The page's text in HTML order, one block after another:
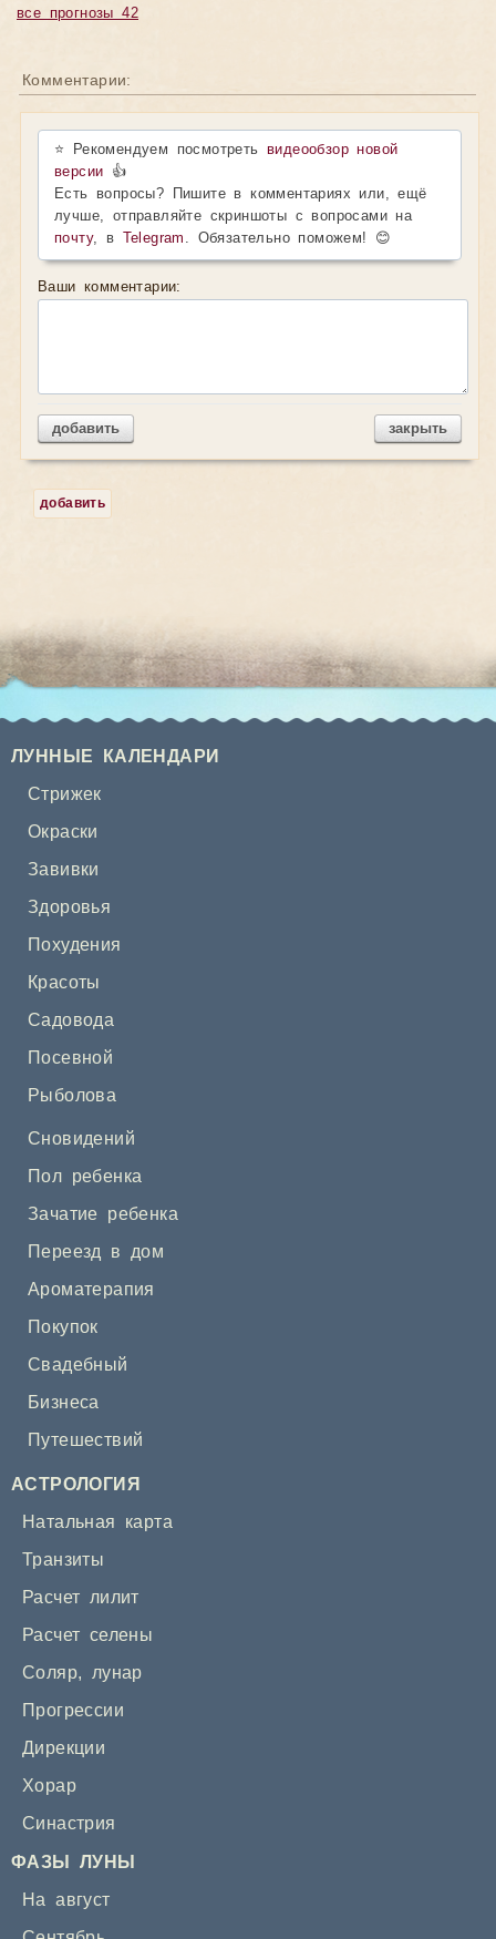
все прогнозы 42
Комментарии:
⭐ Рекомендуем посмотретьвидеообзор новой
версии 👍
Есть вопросы? Пишите в комментариях или, ещё
лучше, отправляйте скриншоты с вопросами на
почту, в Telegram . Обязательно поможем! 😊
Ваши комментарии:
добавить закрыть
добавить
ЛУННЫЕ КАЛЕНДАРИ
Стрижек
Окраски
Завивки
Здоровья
Похудения
Красоты
Садовода
Посевной
Рыболова
Сновидений
Пол ребенка
Зачатие ребенка
Переезд в дом
Ароматерапия
Покупок
Свадебный
Бизнеса
Путешествий
АСТРОЛОГИЯ
Натальная карта
Транзиты
Расчет лилит
Расчет селены
Соляр, лунар
Прогрессии
Дирекции
Хорар
Синастрия
ФАЗЫ ЛУНЫ
На август